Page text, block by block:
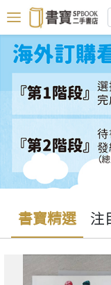
書寶精選 注